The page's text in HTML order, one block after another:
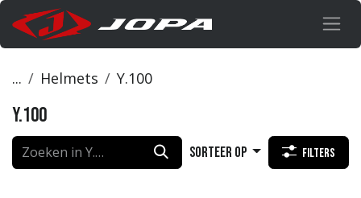
Overslaan naar inhoud
... Helmets Y.100
Y.100
Sorteer op Filters